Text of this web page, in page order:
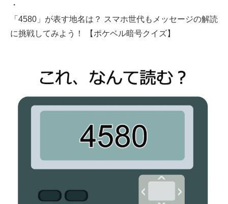
・
「4580」が表す地名は？ スマホ世代もメッセージの解読
に挑戦してみよう！ 【ポケベル暗号クイズ】